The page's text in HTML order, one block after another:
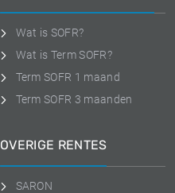
Wat is SOFR?
Wat is Term SOFR?
Term SOFR 1 maand
Term SOFR 3 maanden
OVERIGE RENTES
SARON